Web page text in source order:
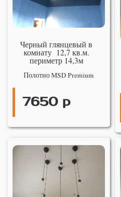
Черный глянцевый в
комнату 12,7 кв.м.
периметр 14,3м
Полотно MSD Premium
7650 р